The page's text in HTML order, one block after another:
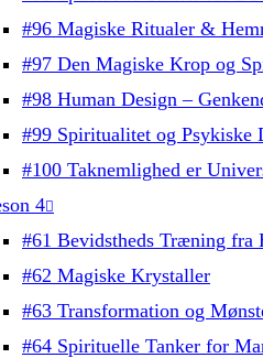
#96 Magiske Ritualer &
#97 Den Magiske Krop og
#98 Human Design –
#99 Spiritualitet og Psykiske
#100 Taknemlighed er
4
#61 Bevidstheds Træning fra
#62 Magiske Krystaller
#63 Transformation og
#64 Spirituelle Tanker for